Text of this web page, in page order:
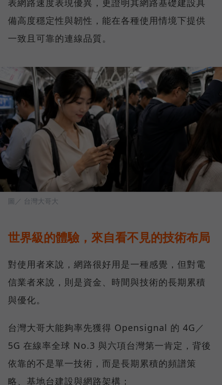
表網路速度表現優異，更證明其網路基礎建設具
備高度穩定性與韌性，能在各種使用情境下提供
一致且可靠的連線品質。
圖／ 台灣大哥大
世界級的體驗，來自看不見的技術布局
對使用者來說，網路很好用是一種感覺，但對電
信業者來說，則是資金、時間與技術的長期累積
與優化。
台灣大哥大能夠率先獲得 Opensignal 的 4G／
5G 在線率全球 No.3 與六項台灣第一肯定，背後
依靠的不是單一技術，而是長期累積的頻譜策
略、基地台建設與網路架構：